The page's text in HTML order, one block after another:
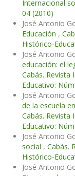
Internacional
04 (2010)
José Antonio
Educación ,
Histórico-
José Antonio
educación: el
Cabás.
Educativo:
José Antonio
de la escuela
Cabás.
Educativo:
José Antonio
social , Cabás.
Histórico-
José Antonio